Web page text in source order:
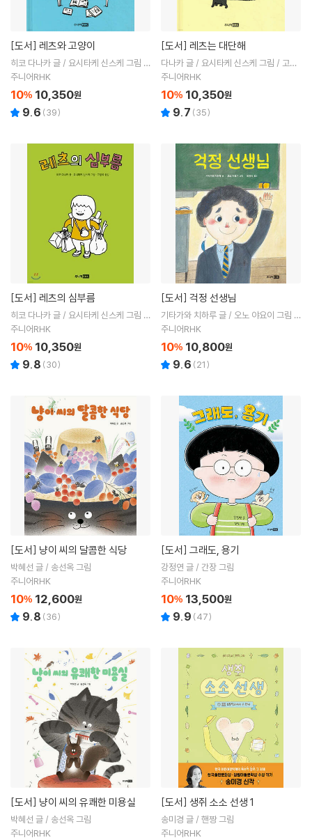
[도서] 레츠와 고양이
히코 다나카 글 / 요시타케 신스케 그림 /
고향옥 역
주니어RHK
10% 10,350원
9.6 (39)
[도서] 레츠는 대단해
다나카 글 / 요시타케 신스케 그림 / 고향
옥 역
주니어RHK
10% 10,350원
9.7 (35)
[도서] 레츠의 심부름
히코 다나카 글 / 요시타케 신스케 그림 /
고향옥 역
주니어RHK
10% 10,350원
9.8 (30)
[도서] 걱정 선생님
기타가와 치하루 글 / 오노 야요이 그림 /
최경식 역
주니어RHK
10% 10,800원
9.6 (21)
[도서] 냥이 씨의 달콤한 식당
박혜선 글 / 송선옥 그림
주니어RHK
10% 12,600원
9.8 (36)
[도서] 그래도, 용기
강정연 글 / 간장 그림
주니어RHK
10% 13,500원
9.9 (47)
[도서] 냥이 씨의 유쾌한 미용실
박혜선 글 / 송선옥 그림
주니어RHK
[도서] 생쥐 소소 선생 1
송미경 글 / 핸짱 그림
주니어RHK